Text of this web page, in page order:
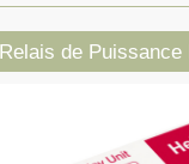
de Puissance